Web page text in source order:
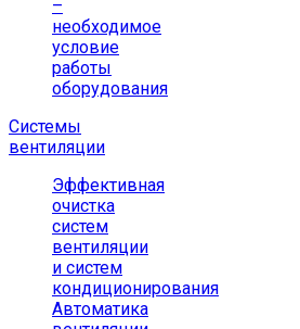
–
необходимое
условие
работы
оборудования
Системы
вентиляции
Эффективная
очистка
систем
вентиляции
и систем
кондиционирования
Автоматика